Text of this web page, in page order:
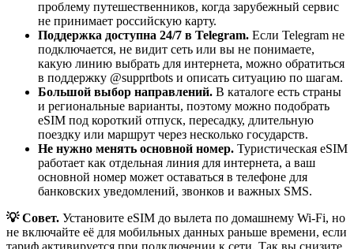
проблему путешественников, когда зарубежный сервис
не принимает российскую карту.
Поддержка доступна 24/7 в Telegram. Если Telegram не
подключается, не видит сеть или вы не понимаете,
какую линию выбрать для интернета, можно обратиться
в поддержку @supprtbots и описать ситуацию по шагам.
Большой выбор направлений. В каталоге есть страны
и региональные варианты, поэтому можно подобрать
eSIM под короткий отпуск, пересадку, длительную
поездку или маршрут через несколько государств.
Не нужно менять основной номер. Туристическая eSIM
работает как отдельная линия для интернета, а ваш
основной номер может оставаться в телефоне для
банковских уведомлений, звонков и важных SMS.
💡 Совет. Установите eSIM до вылета по домашнему Wi‑Fi, но
не включайте её для мобильных данных раньше времени, если